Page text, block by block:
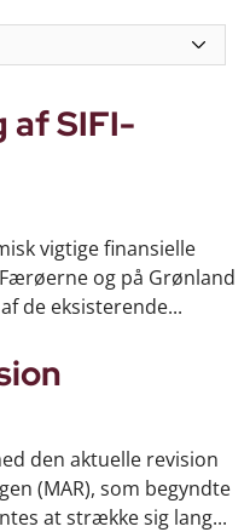
af SIFI-
vigtige finansielle
og på Grønland
de eksisterende...
den aktuelle revision
(MAR), som begyndte
at strække sig lang...